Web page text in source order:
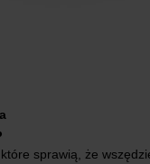
sprawią, że